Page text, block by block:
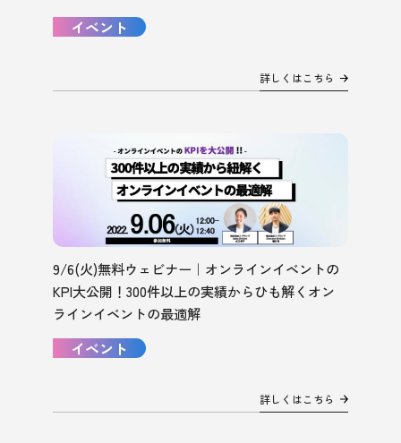
イベント
詳しくはこちら
9/6(火)無料ウェビナー｜オンラインイベントの
KPI大公開！300件以上の実績からひも解くオン
ラインイベントの最適解
イベント
詳しくはこちら